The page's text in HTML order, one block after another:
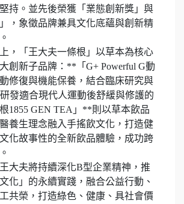
持。並先後榮獲「業態創新獎」與
」，象徵品牌兼具文化底蘊與創新精
，「王大夫一條根」以草本為核心
創新子品牌：**「G+ Powerful G動
修復與機能保養，結合臨床研究與
發適合現代人運動後舒緩與修護的
1855 GEN TEA」**則以草本飲品
養生理念融入手搖飲文化，打造健
化故事性的全新飲品體驗，成功跨
大夫將持續深化B型企業精神，推
化」的永續實踐，融合公益行動、
共榮，打造綠色、健康、具社會價